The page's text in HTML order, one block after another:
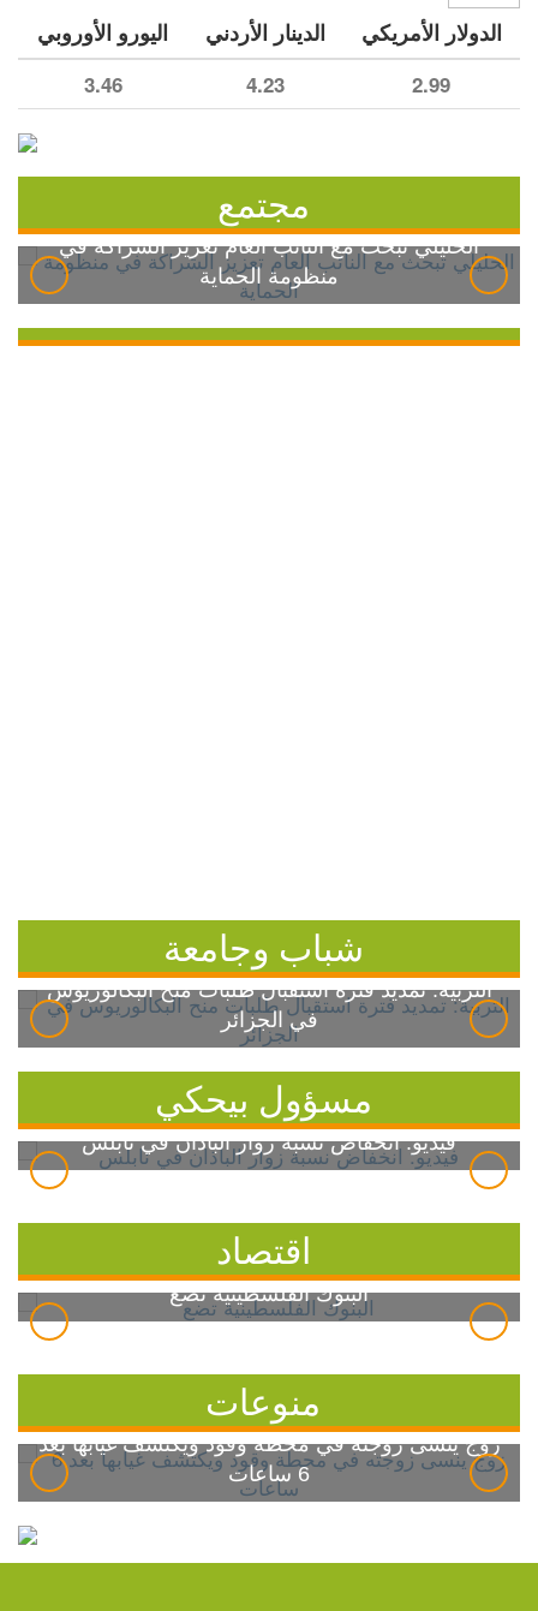
الدولار الأمريكي الدينار الأردني اليورو الأوروبي
2.99
4.23
3.46
مجتمع
الخليلي تبحث مع النائب العام تعزيز الشراكة في
منظومة الحماية
شباب وجامعة
التربية: تمديد فترة استقبال طلبات منح البكالوريوس
في الجزائر
مسؤول بيحكي
فيديو: انخفاض نسبة زوار الباذان في نابلس
اقتصاد
البنوك الفلسطينية تضع
منوعات
زوج ينسى زوجته في محطة وقود ويكتشف غيابها بعد
6 ساعات